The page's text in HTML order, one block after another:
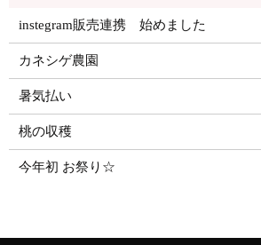
instegram販売連携 始めました
カネシゲ農園
暑気払い
桃の収穫
今年初 お祭り☆